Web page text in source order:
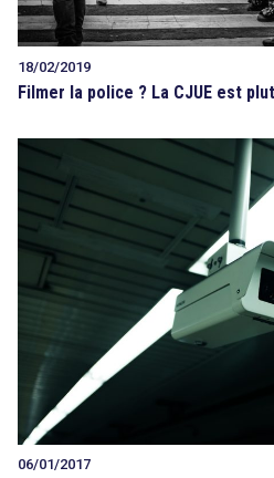
18/02/2019
Filmer la police ? La CJUE est
06/01/2017